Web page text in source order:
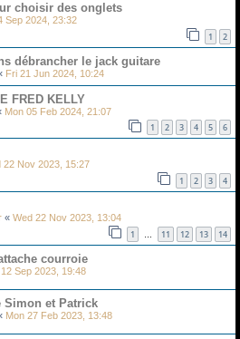
choisir des onglets
Sep 2024, 23:32
1 2
débrancher le jack guitare
Fri 21 Jun 2024, 10:24
FRED KELLY
Mon 05 Feb 2024, 21:07
1 2 3 4 5 6
22 Nov 2023, 15:27
1 2 3 4
« Wed 22 Nov 2023, 13:04
1 … 11 12 13 14
courroie
Sep 2023, 19:48
et Patrick
Mon 27 Feb 2023, 13:48